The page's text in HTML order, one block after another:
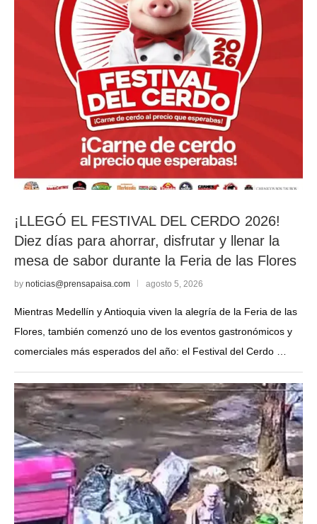
¡LLEGÓ EL FESTIVAL DEL CERDO 2026!
Diez días para ahorrar, disfrutar y llenar la
mesa de sabor durante la Feria de las Flores
by noticias@prensapaisa.com agosto 5, 2026
Mientras Medellín y Antioquia viven la alegría de la Feria de las
Flores, también comenzó uno de los eventos gastronómicos y
comerciales más esperados del año: el Festival del Cerdo …